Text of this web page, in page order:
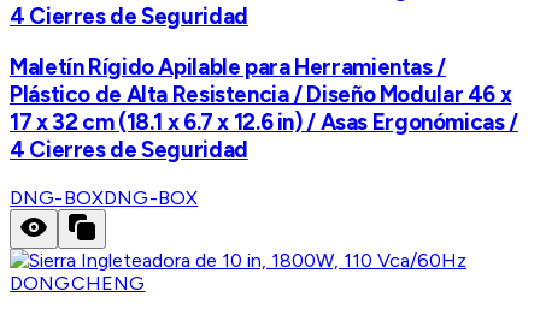
4 Cierres de Seguridad
Maletín Rígido Apilable para Herramientas /
Plástico de Alta Resistencia / Diseño Modular 46 x
17 x 32 cm (18.1 x 6.7 x 12.6 in) / Asas Ergonómicas /
4 Cierres de Seguridad
DNG-BOXDNG-BOX
DONGCHENG